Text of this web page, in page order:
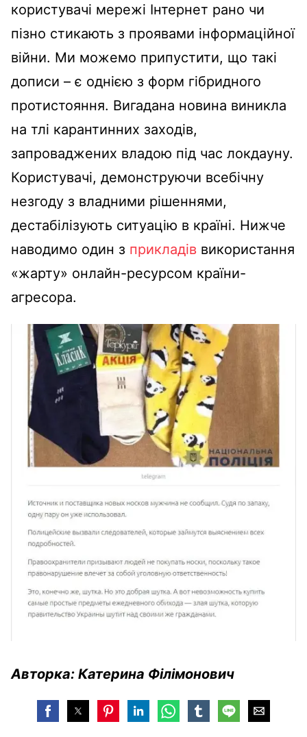
користувачі мережі Інтернет рано чи
пізно стикають з проявами інформаційної
війни. Ми можемо припустити, що такі
дописи – є однією з форм гібридного
протистояння. Вигадана новина виникла
на тлі карантинних заходів,
запроваджених владою під час локдауну.
Користувачі, демонструючи всебічну
незгоду з владними рішеннями,
дестабілізують ситуацію в країні. Нижче
наводимо один з прикладів використання
«жарту» онлайн-ресурсом країни-
агресора.
Авторка: Катерина Філімонович